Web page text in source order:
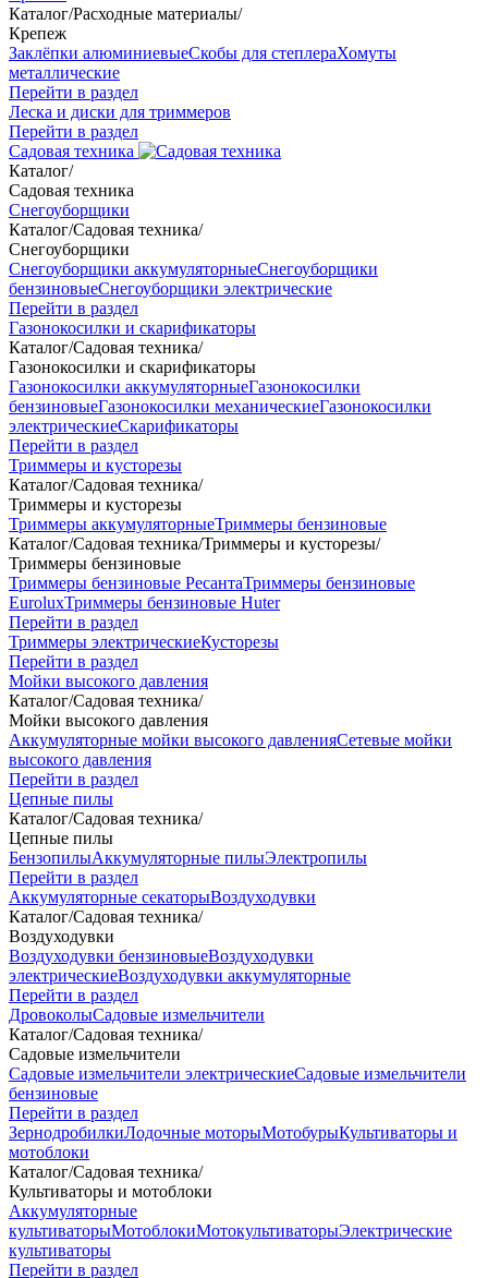
Каталог/Расходные материалы/
Крепеж
Заклёпки алюминиевыеСкобы для степлераХомуты
металлические
Перейти в раздел
Леска и диски для триммеров
Перейти в раздел
Садовая техника
Каталог/
Садовая техника
Снегоуборщики
Каталог/Садовая техника/
Снегоуборщики
Снегоуборщики аккумуляторныеСнегоуборщики
бензиновыеСнегоуборщики электрические
Перейти в раздел
Газонокосилки и скарификаторы
Каталог/Садовая техника/
Газонокосилки и скарификаторы
Газонокосилки аккумуляторныеГазонокосилки
бензиновыеГазонокосилки механическиеГазонокосилки
электрическиеСкарификаторы
Перейти в раздел
Триммеры и кусторезы
Каталог/Садовая техника/
Триммеры и кусторезы
Триммеры аккумуляторныеТриммеры бензиновые
Каталог/Садовая техника/Триммеры и кусторезы/
Триммеры бензиновые
Триммеры бензиновые РесантаТриммеры бензиновые
EuroluxТриммеры бензиновые Huter
Перейти в раздел
Триммеры электрическиеКусторезы
Перейти в раздел
Мойки высокого давления
Каталог/Садовая техника/
Мойки высокого давления
Аккумуляторные мойки высокого давленияСетевые мойки
высокого давления
Перейти в раздел
Цепные пилы
Каталог/Садовая техника/
Цепные пилы
БензопилыАккумуляторные пилыЭлектропилы
Перейти в раздел
Аккумуляторные секаторыВоздуходувки
Каталог/Садовая техника/
Воздуходувки
Воздуходувки бензиновыеВоздуходувки
электрическиеВоздуходувки аккумуляторные
Перейти в раздел
ДровоколыСадовые измельчители
Каталог/Садовая техника/
Садовые измельчители
Садовые измельчители электрическиеСадовые измельчители
бензиновые
Перейти в раздел
ЗернодробилкиЛодочные моторыМотобурыКультиваторы и
мотоблоки
Каталог/Садовая техника/
Культиваторы и мотоблоки
Аккумуляторные
культиваторыМотоблокиМотокультиваторыЭлектрические
культиваторы
Перейти в раздел